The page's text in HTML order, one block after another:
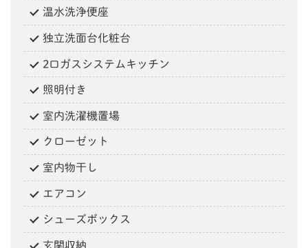
温水洗浄便座
独立洗面台化粧台
2口ガスシステムキッチン
照明付き
室内洗濯機置場
クローゼット
室内物干し
エアコン
シューズボックス
玄関収納